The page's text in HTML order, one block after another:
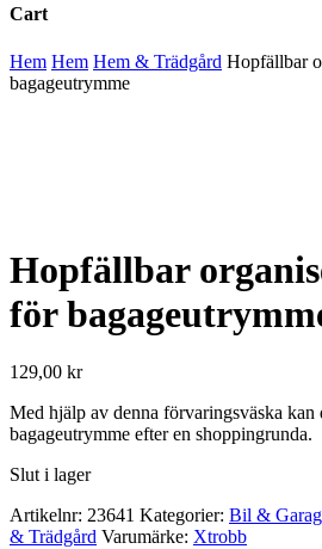
Cart
Close
Cart
Hem Hem Hem & Trädgård Hopfällbar
bagageutrymme
Hopfällbar
för
129,00 kr
Med hjälp av denna förvaringsväska kan
bagageutrymme efter en shoppingrunda.
Slut i lager
Artikelnr: 23641 Kategorier: Bil &
& Trädgård Varumärke: Xtrobb